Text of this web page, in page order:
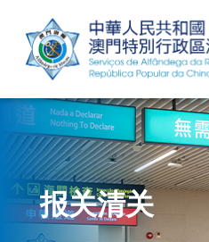
报关清关